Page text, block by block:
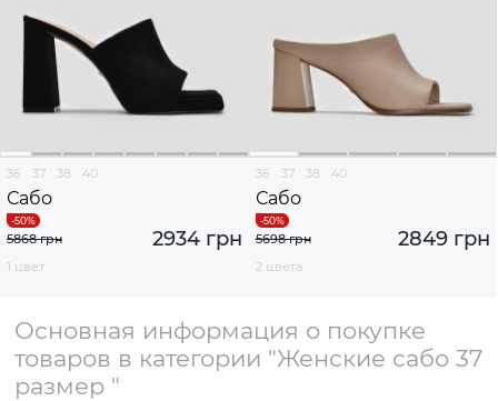
36 37 38 40
Сабо
2934 грн
5868 грн
1 цвет
36 37 38 40
Сабо
2849 грн
5698 грн
2 цвета
Основная информация о покупке
товаров в категории "Женские сабо 37
размер "